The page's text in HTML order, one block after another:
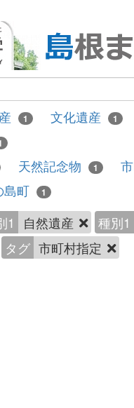
1 文化遺産 1
天然記念物 1
島町 1
1 自然遺産
種別1
タグ 市町村指定